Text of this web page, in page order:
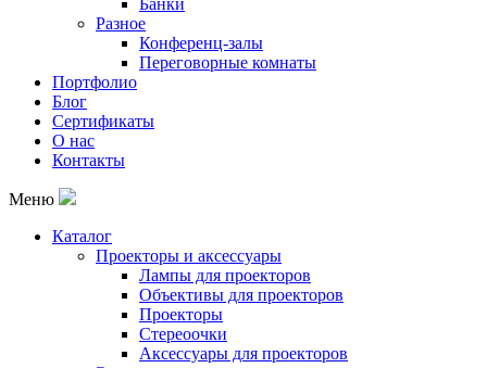
Банки
Разное
Конференц-залы
Переговорные комнаты
Портфолио
Блог
Сертификаты
О нас
Контакты
Меню
Каталог
Проекторы и аксессуары
Лампы для проекторов
Объективы для проекторов
Проекторы
Стереоочки
Аксессуары для проекторов